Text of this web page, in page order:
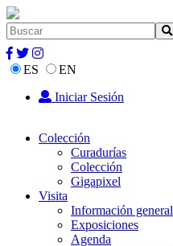
ES
EN
Iniciar Sesión
Colección
Curadurías
Colección
Gigapixel
Visita
Información general
Exposiciones
Agenda